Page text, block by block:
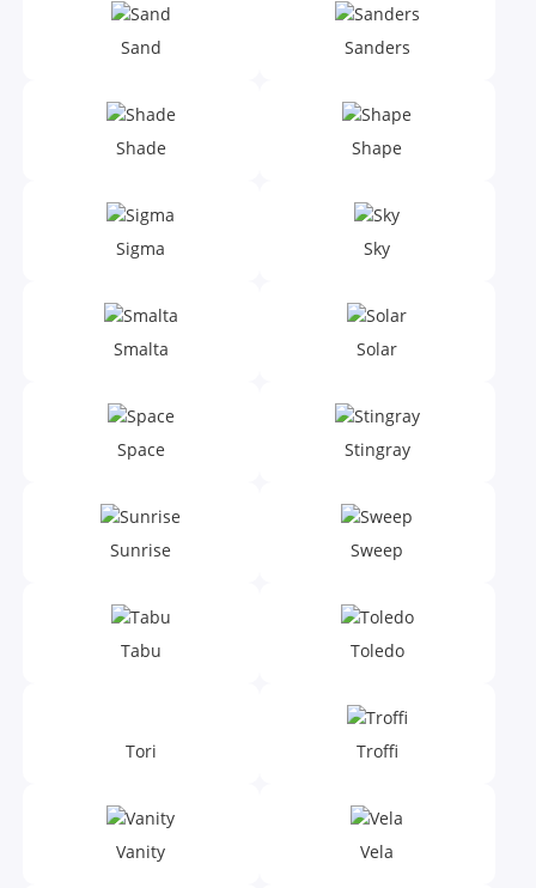
Sand Sanders
Shade Shape
Sigma Sky
Smalta Solar
Space Stingray
Sunrise Sweep
Tabu Toledo
Tori Troffi
Vanity Vela